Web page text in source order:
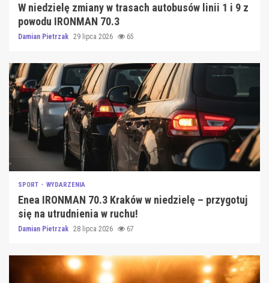
W niedzielę zmiany w trasach autobusów linii 1 i 9 z
powodu IRONMAN 70.3
Damian Pietrzak 29 lipca 2026 65
SPORT WYDARZENIA
Enea IRONMAN 70.3 Kraków w niedzielę – przygotuj
się na utrudnienia w ruchu!
Damian Pietrzak 28 lipca 2026 67